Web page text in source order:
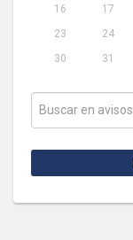
16
17
23
24
30
31